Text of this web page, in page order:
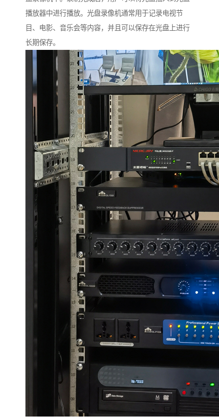
播放器中进行播放。光盘录像机通常用于记录电视节
目、电影、音乐会等内容，并且可以保存在光盘上进行
长期保存。